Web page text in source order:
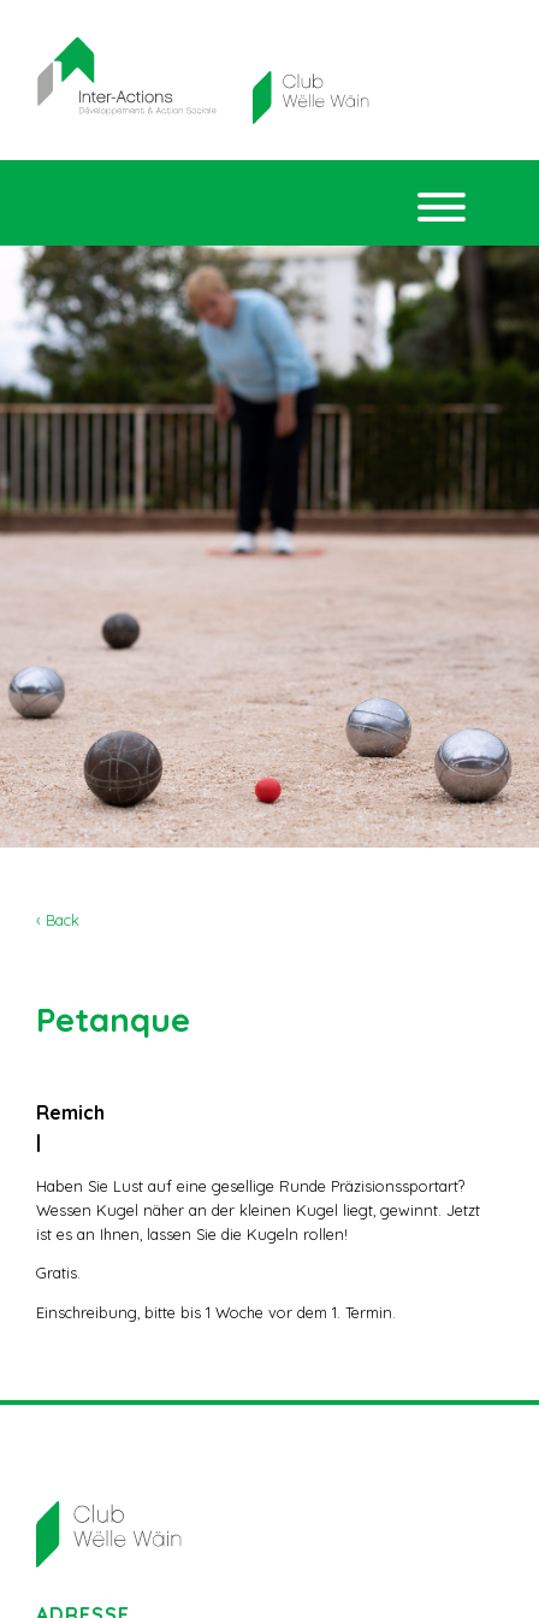
‹ Back
Petanque
Remich
|
Haben Sie Lust auf eine gesellige Runde Präzisionssportart?
Wessen Kugel näher an der kleinen Kugel liegt, gewinnt. Jetzt
ist es an Ihnen, lassen Sie die Kugeln rollen!
Gratis.
Einschreibung, bitte bis 1 Woche vor dem 1. Termin.